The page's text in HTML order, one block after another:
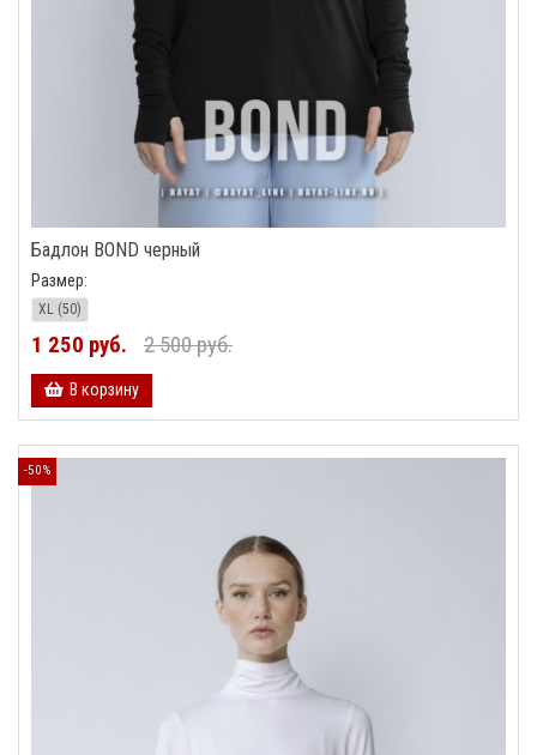
Бадлон BOND черный
Размер:
XL (50)
1 250 руб. 2 500 руб.
В корзину
-50%